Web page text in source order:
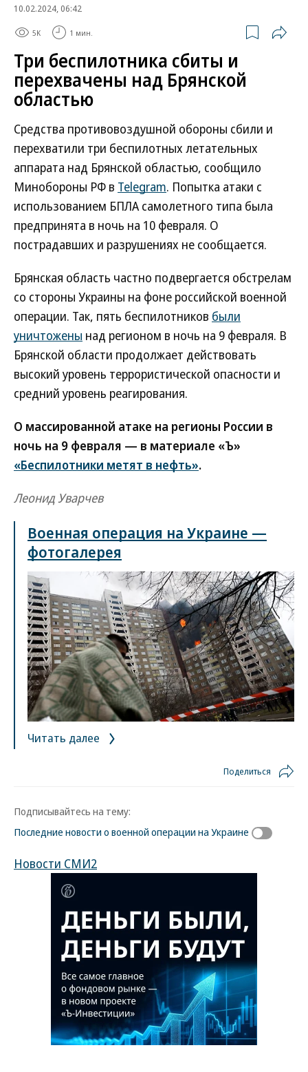
10.02.2024, 06:42
5K 1 мин.
Три беспилотника сбиты и
перехвачены над Брянской
областью
Средства противовоздушной обороны сбили и
перехватили три беспилотных летательных
аппарата над Брянской областью, сообщило
Минобороны РФ в Telegram. Попытка атаки с
использованием БПЛА самолетного типа была
предпринята в ночь на 10 февраля. О
пострадавших и разрушениях не сообщается.
Брянская область частно подвергается обстрелам
со стороны Украины на фоне российской военной
операции. Так, пять беспилотников были
уничтожены над регионом в ночь на 9 февраля. В
Брянской области продолжает действовать
высокий уровень террористической опасности и
средний уровень реагирования.
О массированной атаке на регионы России в
ночь на 9 февраля — в материале «Ъ»
«Беспилотники метят в нефть».
Леонид Уварчев
Военная операция на Украине —
фотогалерея
Читать далее
Поделиться
Подписывайтесь на тему:
Последние новости о военной операции на Украине
Новости СМИ2